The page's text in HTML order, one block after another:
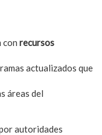
con recursos
actualizados que
áreas del
autoridades